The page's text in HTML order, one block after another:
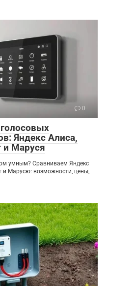
0
Яндекс Алиса,
и Маруся
умным? Сравниваем Яндекс
и Марусю: возможности, цены,